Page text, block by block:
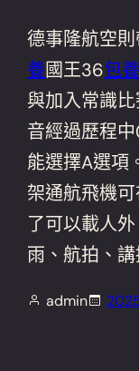
德事隆航空
養國王36包
與加入常識比
音經過歷程
能選擇A選項
架通航飛機
了可以載人
雨、航拍、
admin